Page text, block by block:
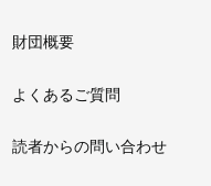
財団概要
よくあるご質問
読者からの問い合わせ